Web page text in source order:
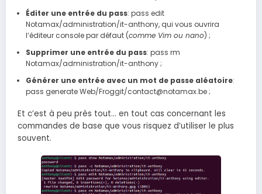
Éditer une entrée du pass: pass edit
Notamax/administration/it-anthony, qui vous ouvrira
l’éditeur console par défaut (comme Vim ou nano) ;
Supprimer une entrée du pass: pass rm
Notamax/administration/it-anthony ;
Générer une entrée avec un mot de passe aléatoire:
pass generate Web/Froggit/contact@notamax.be ;
Et c’est à peu près tout… en tout cas concernant les
commandes de base que vous risquez d’utiliser le plus
souvent.